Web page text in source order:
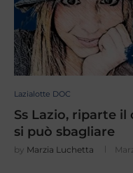
Lazialotte DOC
Ss Lazio, riparte
si può sbagliare
by Marzia Luchetta